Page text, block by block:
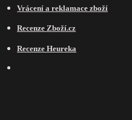
Vrácení a reklamace zboží
Recenze Zboží.cz
Recenze Heureka